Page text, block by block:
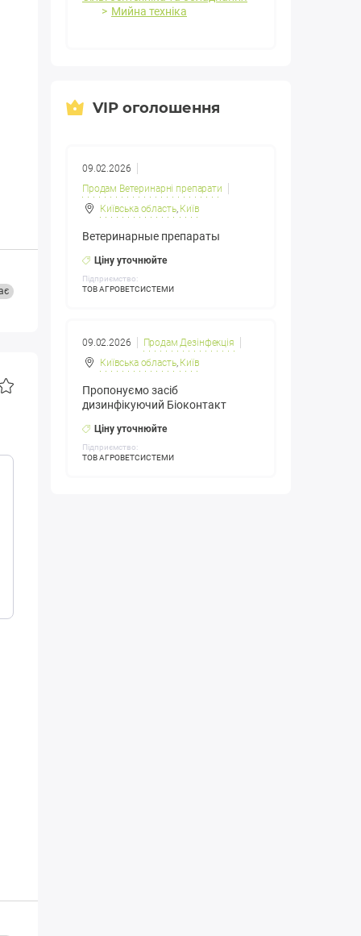
Мийна техніка
VIP оголошення
09.02.2026
Продам Ветеринарні препарати
Київська область, Київ
Ветеринарные препараты
Ціну уточнюйте
Підприємство:
ТОВ АГРОВЕТСИСТЕМИ
09.02.2026
Продам Дезінфекція
Київська область, Київ
Пропонуємо засіб
дизинфікуючий Біоконтакт
Ціну уточнюйте
Підприємство:
ТОВ АГРОВЕТСИСТЕМИ